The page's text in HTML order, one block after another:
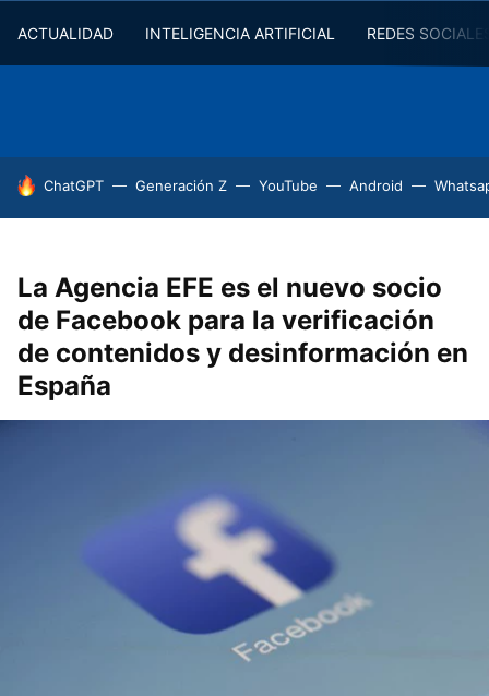
ACTUALIDAD INTELIGENCIA ARTIFICIAL REDES
HOY SE HABLA DE
ChatGPT Generación Z YouTube Android
La Agencia EFE es el nuevo socio
de Facebook para la verificación
de contenidos y desinformación en
España